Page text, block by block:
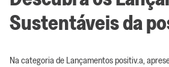
Sustentáveis da
Na categoria de Lançamentos positiv.a,